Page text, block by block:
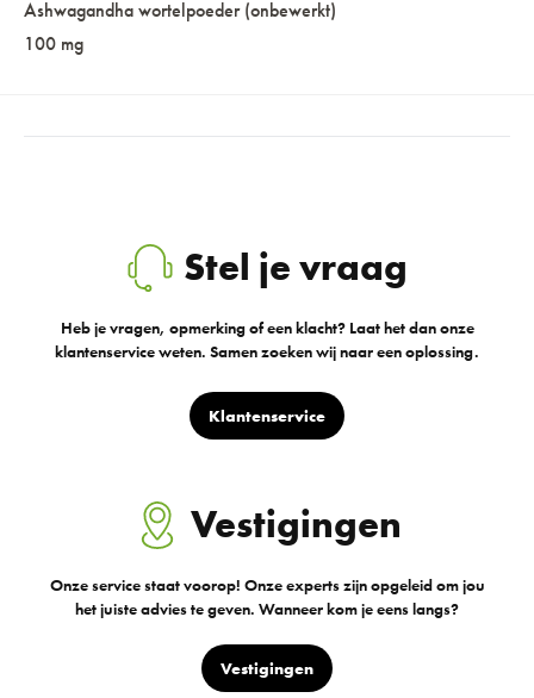
Ashwagandha wortelpoeder (onbewerkt)
100 mg
Stel je vraag
Heb je vragen, opmerking of een klacht? Laat het dan onze
klantenservice weten. Samen zoeken wij naar een oplossing.
Klantenservice
Vestigingen
Onze service staat voorop! Onze experts zijn opgeleid om jou
het juiste advies te geven. Wanneer kom je eens langs?
Vestigingen